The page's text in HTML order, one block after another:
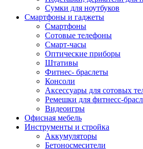
Сумки для ноутбуков
Смартфоны и гаджеты
Смартфоны
Сотовые телефоны
Смарт-часы
Оптические приборы
Штативы
Фитнес- браслеты
Консоли
Аксессуары для сотовых
Ремешки для фитнесс-
Видеоигры
Офисная мебель
Инструменты и стройка
Аккумуляторы
Бетоносмесители